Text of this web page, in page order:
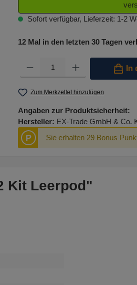
Sofort verfügbar, Lieferzeit: 1-2
12 Mal in den letzten 30 Tagen
In
Zum Merkzettel hinzufügen
Angaben zur Produktsicherheit:
Hersteller: EX-Trade GmbH & Co.
P Sie erhalten 29 Bonus
Kit Leerpod"